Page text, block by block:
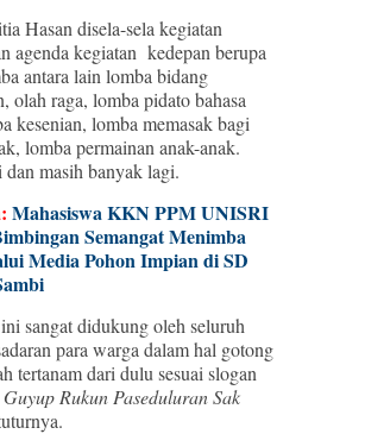
Hasan disela-sela kegiatan
agenda kegiatan kedepan berupa
antara lain lomba bidang
olah raga, lomba pidato bahasa
kesenian, lomba memasak bagi
lomba permainan anak-anak.
dan masih banyak lagi.
Mahasiswa KKN PPM UNISRI
Semangat Menimba
Media Pohon Impian di SD
sangat didukung oleh seluruh
para warga dalam hal gotong
tertanam dari dulu sesuai slogan
Guyup Rukun Paseduluran Sak